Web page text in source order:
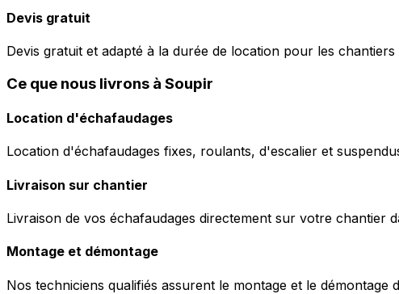
Devis gratuit
Devis gratuit et adapté à la durée de location pour les
Ce que nous livrons à Soupir
Location d'échafaudages
Location d'échafaudages fixes, roulants, d'escalier et
Livraison sur chantier
Livraison de vos échafaudages directement sur votre chantier
Montage et démontage
Nos techniciens qualifiés assurent le montage et le